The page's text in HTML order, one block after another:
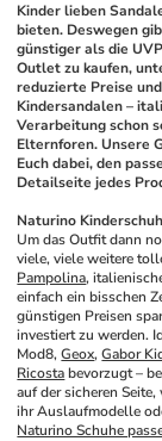
Kinder lieben
bieten. Deswegen
günstiger als die
Outlet zu kaufen,
reduzierte Preise
Kindersandalen –
Verarbeitung schon
Elternforen. Unsere
Euch dabei, den
Detailseite jedes
Naturino
Um das Outfit dann
viele, viele weitere
Pampolina,
einfach ein bisschen
günstigen Preisen
investiert zu werden.
Mod8, Geox, Gabor
Ricosta bevorzugt –
auf der sicheren
ihr Auslaufmodelle
Naturino Schuhe